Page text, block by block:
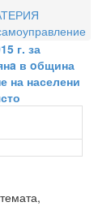
г. за
в oбщина
на населени